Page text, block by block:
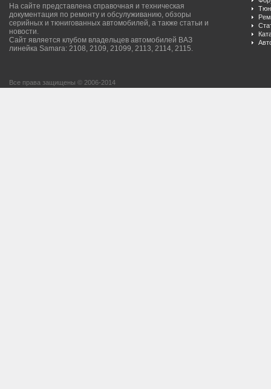
На сайте представлена справочная и техническая
документация по ремонту и обсулуживанию, обзоры
серийных и тюнигованных автомобилей, а также статьи и
новости.
Сайт является клубом владельцев автомобилей ВАЗ
линейка Samara: 2108, 2109, 21099, 2113, 2114, 2115.
Все права защищены © 2006-2014